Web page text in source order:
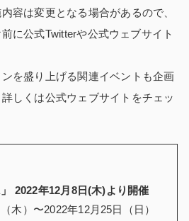
容は変更となる場合があるので、
に公式Twitterや公式ウェブサイト
を盛り上げる関連イベントも企画
しくは公式ウェブサイトをチェッ
2022年12月8日(木)より開催
木）〜2022年12月25日（日）